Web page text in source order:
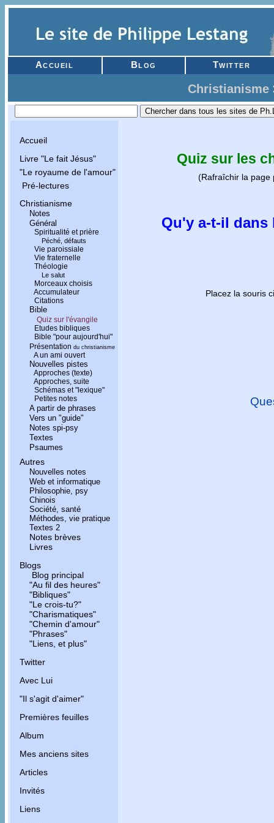
Accueil Blog Twitter
Christianisme
Accueil
Livre "Le fait Jésus"
"Le royaume de l'amour"
Pré-lectures
Christianisme
Notes
Général
Spiritualité et prière
Péché, défauts
Vie paroissiale
Vie fraternelle
Théologie
Le salut
Morceaux choisis
Accumulateur
Citations
Bible
Quiz sur l'évangile
Etudes bibliques
Bible "pour aujourd'hui"
Présentation du christianisme
A un ami ouvert
Nouvelles pistes
Approches (texte)
Approches, suite
Schémas et "lexique"
Petites notes
A partir de phrases
Vers un "guide"
Notes spi-psy
Textes
Psaumes
Autres
Nouvelles notes
Web et informatique
Philosophie, psy
Chinois
Société, santé
Méthodes, vie pratique
Textes 2
Notes brèves
Livres
Blogs
Blog principal
"Au fil des heures"
"Bibliques"
"Le crois-tu?"
"Charismatiques"
"Chemin d'amour"
"Phrases"
"Liens, et plus"
Twitter
Avec Lui
"Il s'agit d'aimer"
Premières feuilles
Album
Mes anciens sites
Articles
Invités
Liens
Quiz sur les
(Rafraîchir la page
Qu'y a-t-il dans
Placez la souris